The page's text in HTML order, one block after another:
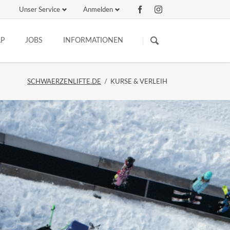
Anmelden
Unser Service
überspringen
JOBS
Teil-/Vollzeit
INFORMATIONEN
NACHHALTIGKEIT
ÜBERNACHTUNG
ALLGEMEINE INFORMATIONEN
SKIGEBIET ESCHACH BEI FACEBOOK
SKIGEBIET ESCHACH BEI INSTAGRAM
SKIGEBIET ESCHACH BEI YOUTUBE
SCHWAERZENLIFTE.DE KURSE & VERLEIH